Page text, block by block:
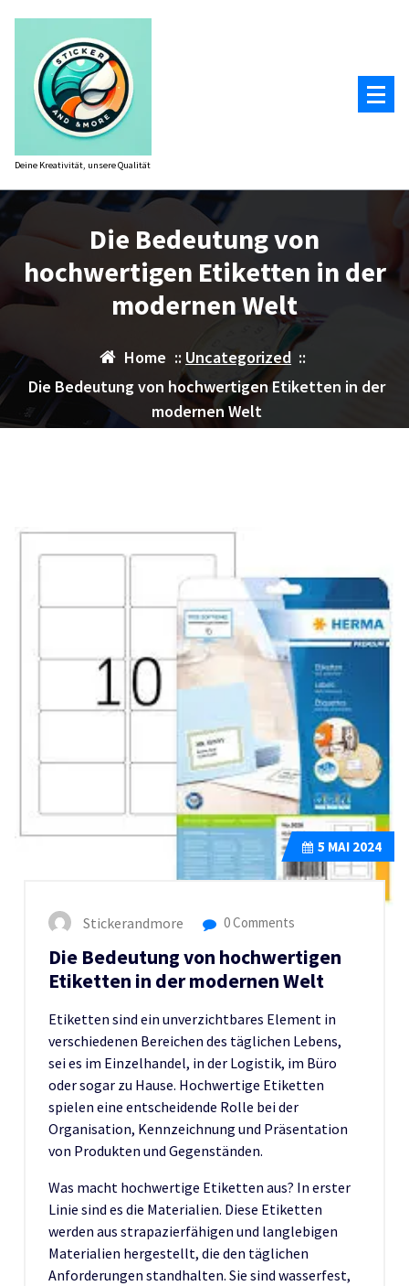
springen
Deine Kreativität, unsere Qualität
Die Bedeutung von
hochwertigen Etiketten in der
modernen Welt
Home :: Uncategorized::
Die Bedeutung von hochwertigen Etiketten in der
modernen Welt
5 MAI 2024
Stickerandmore 0 Comments
Die Bedeutung von hochwertigen
Etiketten in der modernen Welt
Etiketten sind ein unverzichtbares Element in
verschiedenen Bereichen des täglichen Lebens,
sei es im Einzelhandel, in der Logistik, im Büro
oder sogar zu Hause. Hochwertige Etiketten
spielen eine entscheidende Rolle bei der
Organisation, Kennzeichnung und Präsentation
von Produkten und Gegenständen.
Was macht hochwertige Etiketten aus? In erster
Linie sind es die Materialien. Diese Etiketten
werden aus strapazierfähigen und langlebigen
Materialien hergestellt, die den täglichen
Anforderungen standhalten. Sie sind wasserfest,